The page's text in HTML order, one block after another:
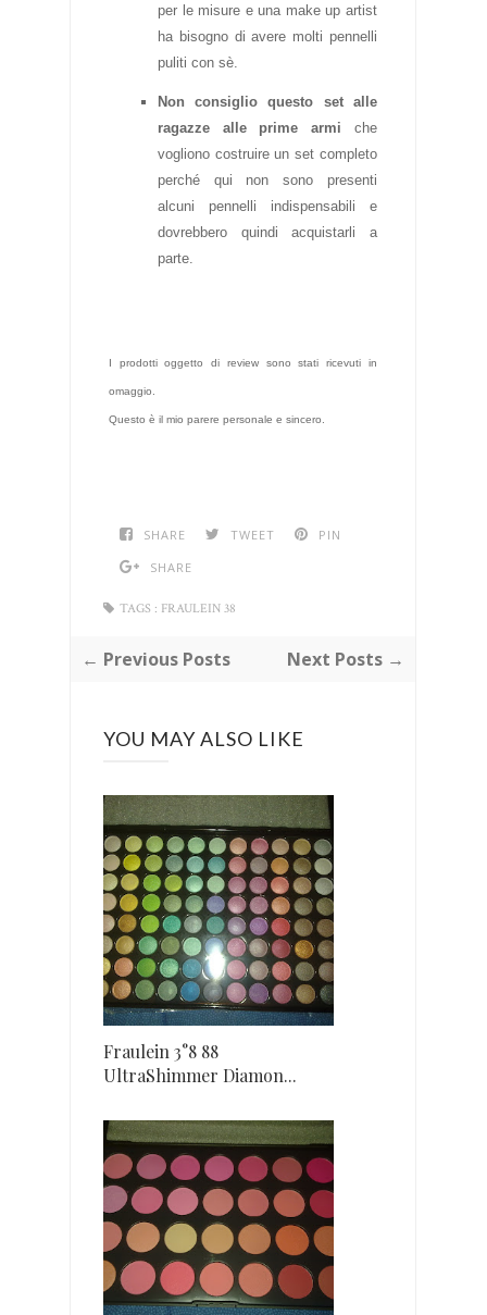
per le misure e una make up artist
ha bisogno di avere molti pennelli
puliti con sè.
Non consiglio questo set alle
ragazze alle prime armi che
vogliono costruire un set completo
perché qui non sono presenti
alcuni pennelli indispensabili e
dovrebbero quindi acquistarli a
parte.
I prodotti oggetto di review sono stati ricevuti in
omaggio.
Questo è il mio parere personale e sincero.
SHARE TWEET
PIN
SHARE
TAGS : FRAULEIN 38
← Previous Posts Next Posts →
YOU MAY ALSO LIKE
Fraulein 3°8 88
UltraShimmer Diamon...